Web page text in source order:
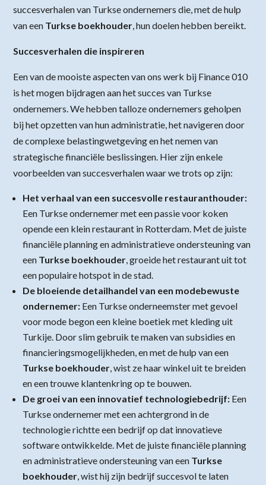
succesverhalen van Turkse ondernemers die, met de hulp
van een Turkse boekhouder, hun doelen hebben bereikt.
Succesverhalen die inspireren
Een van de mooiste aspecten van ons werk bij Finance 010
is het mogen bijdragen aan het succes van Turkse
ondernemers. We hebben talloze ondernemers geholpen
bij het opzetten van hun administratie, het navigeren door
de complexe belastingwetgeving en het nemen van
strategische financiële beslissingen. Hier zijn enkele
voorbeelden van succesverhalen waar we trots op zijn:
Het verhaal van een succesvolle restauranthouder:
Een Turkse ondernemer met een passie voor koken
opende een klein restaurant in Rotterdam. Met de juiste
financiële planning en administratieve ondersteuning van
een Turkse boekhouder, groeide het restaurant uit tot
een populaire hotspot in de stad.
De bloeiende detailhandel van een modebewuste
ondernemer: Een Turkse onderneemster met gevoel
voor mode begon een kleine boetiek met kleding uit
Turkije. Door slim gebruik te maken van subsidies en
financieringsmogelijkheden, en met de hulp van een
Turkse boekhouder, wist ze haar winkel uit te breiden
en een trouwe klantenkring op te bouwen.
De groei van een innovatief technologiebedrijf: Een
Turkse ondernemer met een achtergrond in de
technologie richtte een bedrijf op dat innovatieve
software ontwikkelde. Met de juiste financiële planning
en administratieve ondersteuning van een Turkse
boekhouder, wist hij zijn bedrijf succesvol te laten